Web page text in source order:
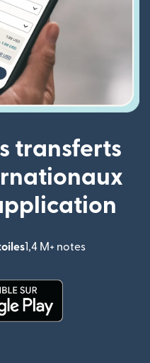
transferts
1,4 M+ notes